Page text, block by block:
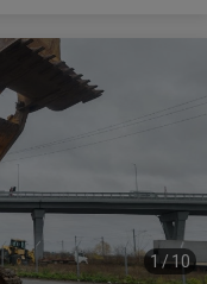
1/10